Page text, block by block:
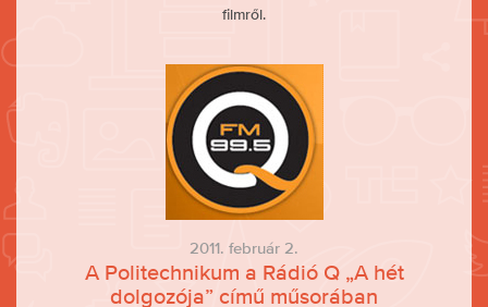
filmről.
2011. február 2.
A Politechnikum a Rádió Q „A hét
dolgozója” című műsorában